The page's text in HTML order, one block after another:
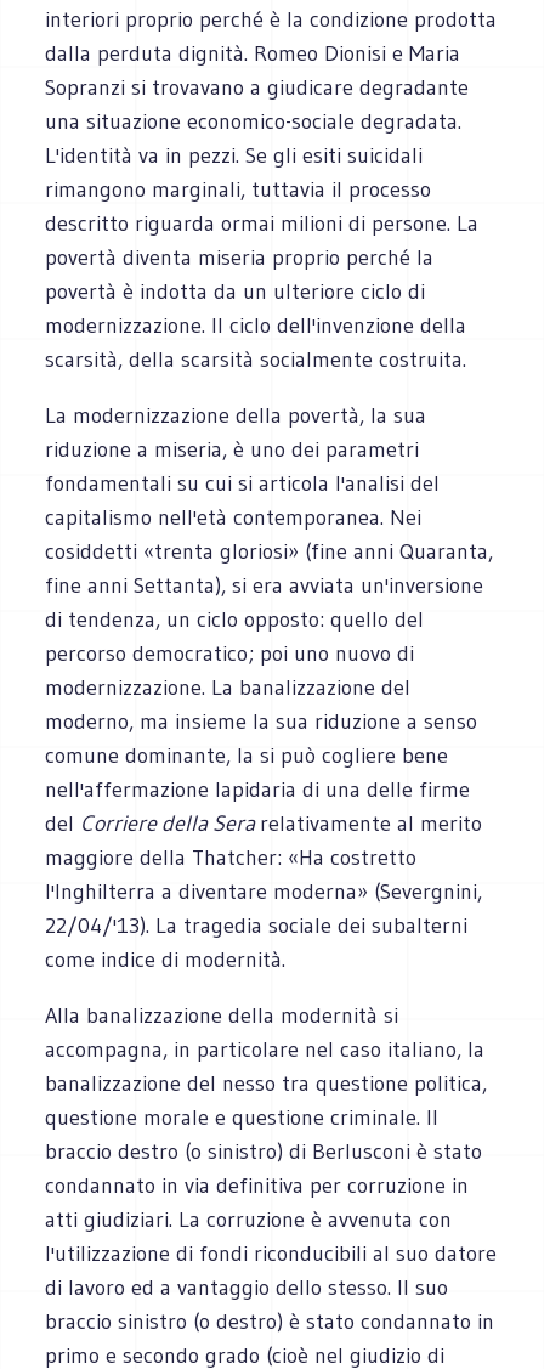
interiori proprio perché è la condizione prodotta
dalla perduta dignità. Romeo Dionisi e Maria
Sopranzi si trovavano a giudicare degradante
una situazione economico-sociale degradata.
L'identità va in pezzi. Se gli esiti suicidali
rimangono marginali, tuttavia il processo
descritto riguarda ormai milioni di persone. La
povertà diventa miseria proprio perché la
povertà è indotta da un ulteriore ciclo di
modernizzazione. Il ciclo dell'invenzione della
scarsità, della scarsità socialmente costruita.
La modernizzazione della povertà, la sua
riduzione a miseria, è uno dei parametri
fondamentali su cui si articola l'analisi del
capitalismo nell'età contemporanea. Nei
cosiddetti «trenta gloriosi» (fine anni Quaranta,
fine anni Settanta), si era avviata un'inversione
di tendenza, un ciclo opposto: quello del
percorso democratico; poi uno nuovo di
modernizzazione. La banalizzazione del
moderno, ma insieme la sua riduzione a senso
comune dominante, la si può cogliere bene
nell'affermazione lapidaria di una delle firme
del Corriere della Serarelativamente al merito
maggiore della Thatcher: «Ha costretto
l'Inghilterra a diventare moderna» (Severgnini,
22/04/'13). La tragedia sociale dei subalterni
come indice di modernità.
Alla banalizzazione della modernità si
accompagna, in particolare nel caso italiano, la
banalizzazione del nesso tra questione politica,
questione morale e questione criminale. Il
braccio destro (o sinistro) di Berlusconi è stato
condannato in via definitiva per corruzione in
atti giudiziari. La corruzione è avvenuta con
l'utilizzazione di fondi riconducibili al suo datore
di lavoro ed a vantaggio dello stesso. Il suo
braccio sinistro (o destro) è stato condannato in
primo e secondo grado (cioè nel giudizio di